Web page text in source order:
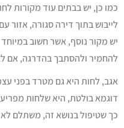
כמו כן, יש בבתים עוד מקורות
לייבוש בתוך דירה סגורה, אזור
יש מקור נוסף, אשר חשוב
להחמיר ולהסתבך בהדרגה, אם
אגב, לחות היא גם מטרד בפני
דוגמא בולטת, היא שלחות
כך שטיפול בנושא זה, משתלם